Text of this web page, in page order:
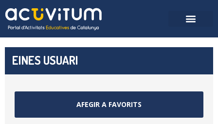
EINES USUARI
AFEGIR A FAVORITS